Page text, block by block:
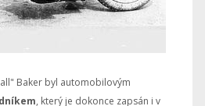
Baker byl automobilovým
, který je dokonce zapsán i v